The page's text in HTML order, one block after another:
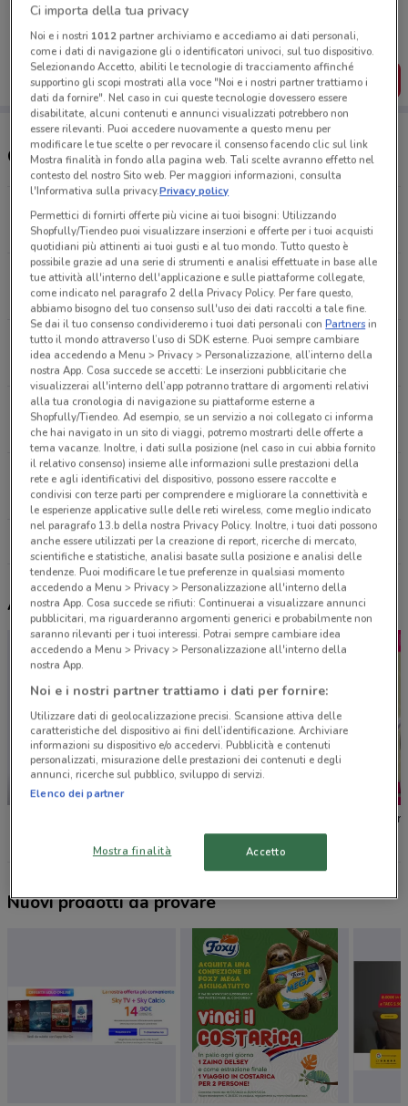
Puoi trovare le migliori offerte dei negozi vicino a te,
salvarle e creare la tua lista del risparmio, comodamente
dal tuo cellulare.
SCARICA L’APP
Orari e Negozi Dpiù
Viale Europa, 28 Brugherio
5.7 km
CHIUSO
Viale Della Repubblica, 25 Lissone
8.4 km
CHIUSO
Via Bengasi, 8 Desio
8.9 km
CHIUSO
Via Per Seregno, 30 Desio
9.7 km
CHIUSO
Via Karl Marx, 10 Desio
10 km
CHIUSO
Tutti i negozi Dpiu
Altri volantini nelle vicinanze
-2 GIORNI
Il
Nuovi prodotti da provare
Ci importa della tua privacy
Noi e i nostri 1012partner archiviamo e accediamo ai dati personali,
come i dati di navigazione gli o identificatori univoci, sul tuo dispositivo.
Selezionando Accetto, abiliti le tecnologie di tracciamento affinché
supportino gli scopi mostrati alla voce "Noi e i nostri partner trattiamo i
dati da fornire". Nel caso in cui queste tecnologie dovessero essere
disabilitate, alcuni contenuti e annunci visualizzati potrebbero non
essere rilevanti. Puoi accedere nuovamente a questo menu per
modificare le tue scelte o per revocare il consenso facendo clic sul link
Mostra finalità in fondo alla pagina web. Tali scelte avranno effetto nel
contesto del nostro Sito web. Per maggiori informazioni, consulta
l'Informativa sulla privacy.Privacy policy
Permettici di fornirti offerte più vicine ai tuoi bisogni: Utilizzando
Shopfully/Tiendeo puoi visualizzare inserzioni e offerte per i tuoi acquisti
quotidiani più attinenti ai tuoi gusti e al tuo mondo. Tutto questo è
possibile grazie ad una serie di strumenti e analisi effettuate in base alle
tue attività all'interno dell'applicazione e sulle piattaforme collegate,
come indicato nel paragrafo 2 della Privacy Policy. Per fare questo,
abbiamo bisogno del tuo consenso sull'uso dei dati raccolti a tale fine.
Se dai il tuo consenso condivideremo i tuoi dati personali conPartnersin
tutto il mondo attraverso l’uso di SDK esterne. Puoi sempre cambiare
idea accedendo a Menu > Privacy > Personalizzazione, all’interno della
nostra App. Cosa succede se accetti: Le inserzioni pubblicitarie che
visualizzerai all'interno dell’app potranno trattare di argomenti relativi
alla tua cronologia di navigazione su piattaforme esterne a
Shopfully/Tiendeo. Ad esempio, se un servizio a noi collegato ci informa
che hai navigato in un sito di viaggi, potremo mostrarti delle offerte a
tema vacanze. Inoltre, i dati sulla posizione (nel caso in cui abbia fornito
il relativo consenso) insieme alle informazioni sulle prestazioni della
rete e agli identificativi del dispositivo, possono essere raccolte e
condivisi con terze parti per comprendere e migliorare la connettività e
le esperienze applicative sulle delle reti wireless, come meglio indicato
nel paragrafo 13.b della nostra Privacy Policy. Inoltre, i tuoi dati possono
anche essere utilizzati per la creazione di report, ricerche di mercato,
scientifiche e statistiche, analisi basate sulla posizione e analisi delle
tendenze. Puoi modificare le tue preferenze in qualsiasi momento
accedendo a Menu > Privacy > Personalizzazione all'interno della
nostra App. Cosa succede se rifiuti: Continuerai a visualizzare annunci
pubblicitari, ma riguarderanno argomenti generici e probabilmente non
saranno rilevanti per i tuoi interessi. Potrai sempre cambiare idea
accedendo a Menu > Privacy > Personalizzazione all'interno della
nostra App.
Noi e i nostri partner trattiamo i dati per fornire:
Utilizzare dati di geolocalizzazione precisi. Scansione attiva delle
caratteristiche del dispositivo ai fini dell’identificazione. Archiviare
informazioni su dispositivo e/o accedervi. Pubblicità e contenuti
personalizzati, misurazione delle prestazioni dei contenuti e degli
annunci, ricerche sul pubblico, sviluppo di servizi.
Elenco dei partner
Mostra finalità Accetto